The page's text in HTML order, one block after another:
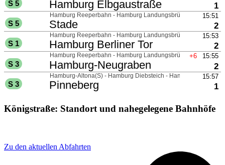
Königstraße: Standort und nahegelegene Bahnhöfe
Zu den aktuellen Abfahrten